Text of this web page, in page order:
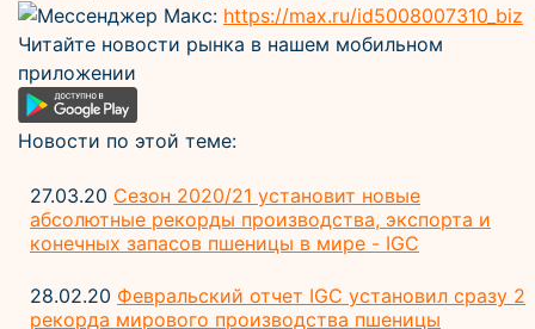
Мессенджер Макс: https://max.ru/id5008007310_biz
Читайте новости рынка в нашем мобильном
приложении
Новости по этой теме:
27.03.20 Сезон 2020/21 установит новые
абсолютные рекорды производства, экспорта и
конечных запасов пшеницы в мире - IGC
28.02.20 Февральский отчет IGC установил сразу 2
рекорда мирового производства пшеницы